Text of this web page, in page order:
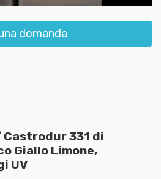
domanda
Castrodur 331 di
Giallo Limone,
UV